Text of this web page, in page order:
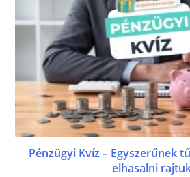
Pénzügyi Kvíz – Egyszerűnek
elhasalni